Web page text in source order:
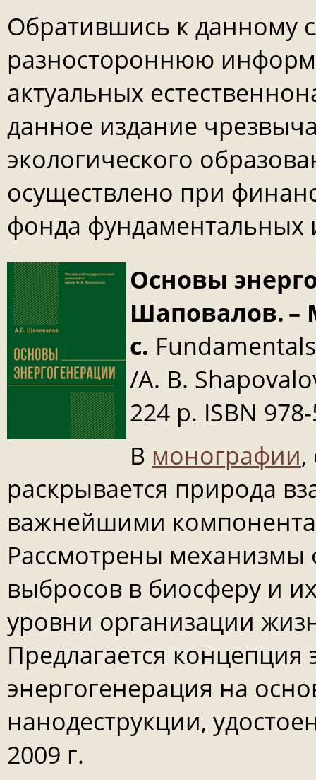
Обратившись к данному
разностороннюю
актуальных
данное издание
экологического
осуществлено при
фонда фундаментальных
Основы
Шаповалов. –
с.
/A. B.
224 p. ISBN
В монографии,
раскрывается природа
важнейшими
Рассмотрены
выбросов в биосферу и
уровни организации
Предлагается концепция
энергогенерация на
нанодеструкции,
2009 г.